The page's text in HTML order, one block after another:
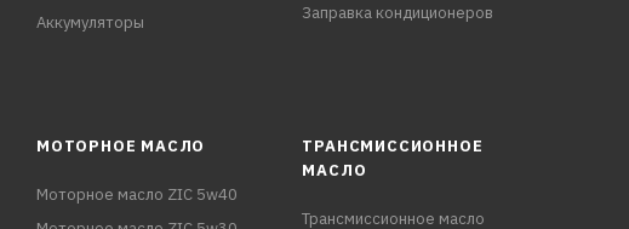
Аккумуляторы
Заправка кондиционеров
МОТОРНОЕ МАСЛО
Моторное масло ZIC 5w40
ТРАНСМИССИОННОЕ
МАСЛО
Трансмиссионное масло